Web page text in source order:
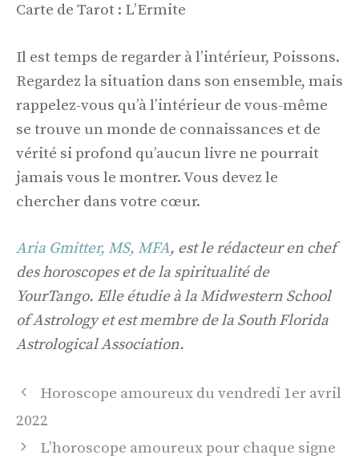
Carte de Tarot : L’Ermite
Il est temps de regarder à l’intérieur, Poissons.
Regardez la situation dans son ensemble, mais
rappelez-vous qu’à l’intérieur de vous-même
se trouve un monde de connaissances et de
vérité si profond qu’aucun livre ne pourrait
jamais vous le montrer. Vous devez le
chercher dans votre cœur.
Aria Gmitter, MS, MFA, est le rédacteur en chef
des horoscopes et de la spiritualité de
YourTango. Elle étudie à la Midwestern School
of Astrology et est membre de la South Florida
Astrological Association.
Navigation
des
Horoscope amoureux du vendredi 1er avril
2022
L’horoscope amoureux pour chaque signe